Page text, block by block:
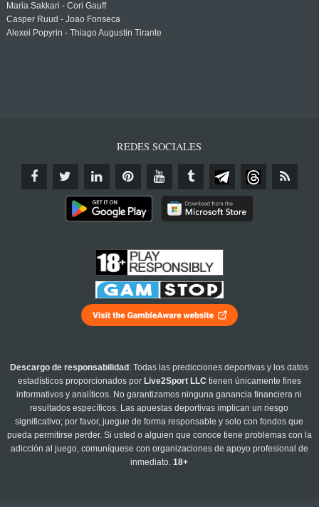
Maria Sakkari - Cori Gauff
Casper Ruud - Joao Fonseca
Alexei Popyrin - Thiago Augustin Tirante
REDES SOCIALES
Descargo de responsabilidad : Todas las predicciones deportivas y los datos
estadísticos proporcionados por Live2Sport LLC tienen únicamente fines
informativos y analíticos. No garantizamos ninguna ganancia financiera ni
resultados específicos. Las apuestas deportivas implican un riesgo
significativo; por favor, juegue de forma responsable y solo con fondos que
pueda permitirse perder. Si usted o alguien que conoce tiene problemas con la
adicción al juego, comuníquese con organizaciones de apoyo profesional de
inmediato.18+